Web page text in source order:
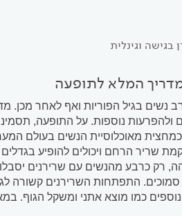
וגינלית
המלא לתופעה
נשים בגיל הפוריות ואף לאחר מכן.
ולהפרעות נוספות. על התופעה,
מאוכלוסיית הנשים בעולם
שריר הרחם ויכולים להופיע
רק כרבע מהנשים עם שרירנים יסבלו
התפתחות השרירנים קשורה
כמו מוצא אתני ומשקל הגוף.
היומיומי, הפוריות וההריון ונסקור